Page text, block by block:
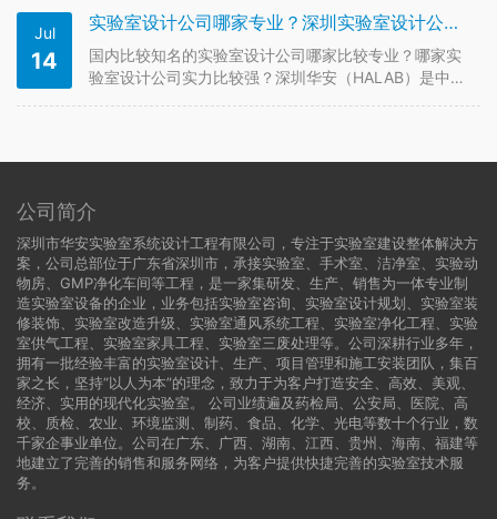
单组合而已，它是一个复杂的系统工程，是对工作环境
有严格要求的构建。实验室设计步骤有哪些呢?实验室设
计公司会按以下步骤流程来进行…
Jul
14
实验室设计公司哪家专业？深圳实验室设计公司推荐
国内比较知名的实验室设计公司哪家比较专业？哪家实
验室设计公司实力比较强？深圳华安（HALAB）是中国
验室的分类及职责 实验室也…
公司简介
深圳市华安实验室系统设计工程有限公司，专注于实验室建设整体解决方
案，公司总部位于广东省深圳市，承接实验室、手术室、洁净室、实验动
物房、GMP净化车间等工程，是一家集研发、生产、销售为一体专业制
造实验室设备的企业，业务包括实验室咨询、实验室设计规划、实验室装
修装饰、实验室改造升级、实验室通风系统工程、实验室净化工程、实验
室供气工程、实验室家具工程、实验室三废处理等。公司深耕行业多年，
拥有一批经验丰富的实验室设计、生产、项目管理和施工安装团队，集百
家之长，坚持“以人为本”的理念，致力于为客户打造安全、高效、美观、
经济、实用的现代化实验室。 公司业绩遍及药检局、公安局、医院、高
校、质检、农业、环境监测、制药、食品、化学、光电等数十个行业，数
千家企事业单位。公司在广东、广西、湖南、江西、贵州、海南、福建等
地建立了完善的销售和服务网络，为客户提供快捷完善的实验室技术服
务。